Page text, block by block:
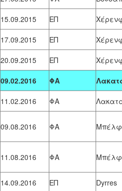
15.09.2015 ΕΠ
17.09.2015 ΕΠ
20.09.2015 ΕΠ
09.02.2016 ΦΑ
11.02.2016 ΦΑ
09.08.2016 ΦΑ
11.08.2016 ΦΑ
14.09.2016 ΕΠ Dyrres